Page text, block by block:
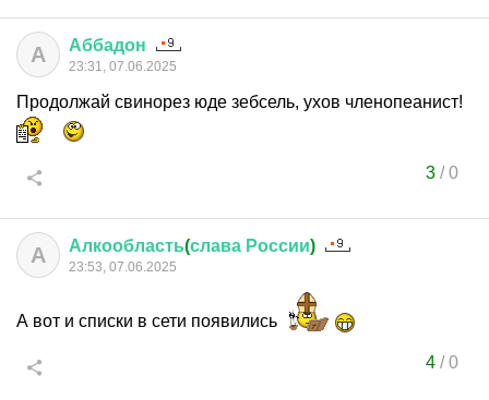
А Аббадон
23:31, 07.06.2025
Продолжай свинорез юде зебсель, ухов членопеанист!
3/0
А Алкообласть(слава России)
23:53, 07.06.2025
А вот и списки в сети появились
4/0